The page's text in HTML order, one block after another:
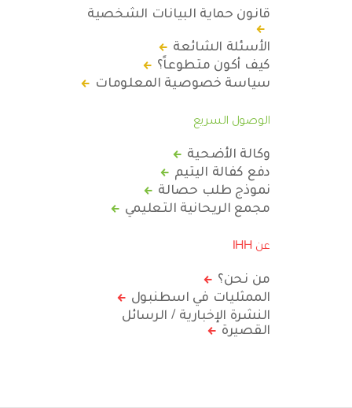
قانون حماية البيانات الشخصية
الأسئلة الشائعة
كيف أكون متطوعاً؟
سياسة خصوصية المعلومات
الوصول السريع
وكالة الأضحية
دفع كفالة اليتيم
نموذج طلب حصالة
مجمع الريحانية التعليمي
عن IHH
من نحن؟
الممثليات في اسطنبول
النشرة الإخبارية / الرسائل
القصيرة